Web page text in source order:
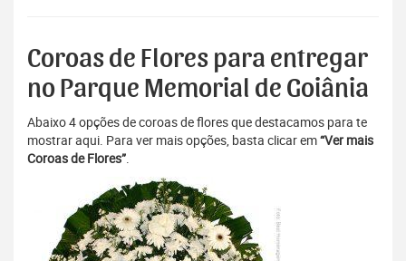
Coroas de Flores para entregar
no Parque Memorial de Goiânia
Abaixo 4 opções de coroas de flores que destacamos para te
mostrar aqui. Para ver mais opções, basta clicar em“Ver mais
Coroas de Flores”.